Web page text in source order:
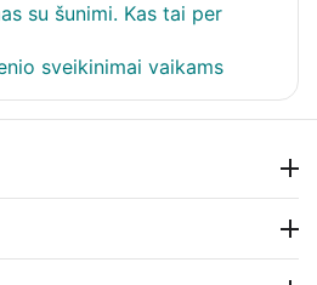
su šunimi. Kas tai per
sveikinimai vaikams